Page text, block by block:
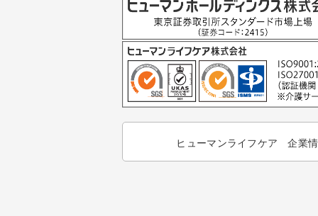
ヒューマンライフケア 企業